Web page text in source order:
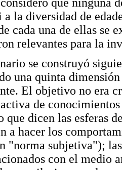
a la diversidad de
cada una de ellas se
relevantes para la
se construyó
una quinta
El objetivo no era
de
que dicen las esferas
a hacer los
"norma subjetiva");
con el medio